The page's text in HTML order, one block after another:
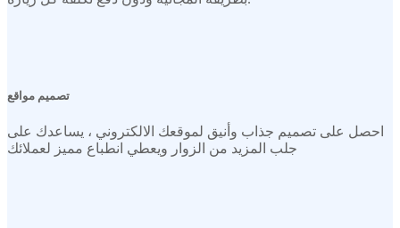
تصميم مواقع
احصل على تصميم جذاب وأنيق لموقعك الالكتروني ، يساعدك على
جلب المزيد من الزوار ويعطي انطباع مميز لعملائك